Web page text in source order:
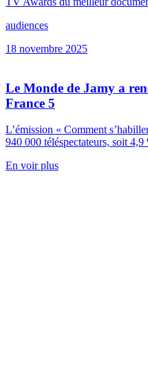
audiences
18 novembre 2025
Le Monde de Jamy a
France 5
L’émission « Comment
940 000 téléspectateurs, soit 4,9
En voir plus